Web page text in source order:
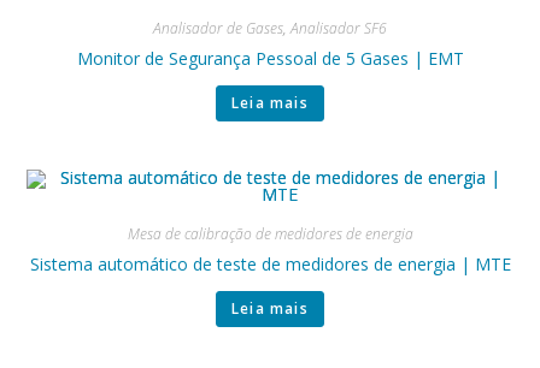
Analisador de Gases,Analisador SF6
Monitor de Segurança Pessoal de 5 Gases | EMT
Leia mais
Mesa de calibração de medidores de energia
Sistema automático de teste de medidores de energia | MTE
Leia mais